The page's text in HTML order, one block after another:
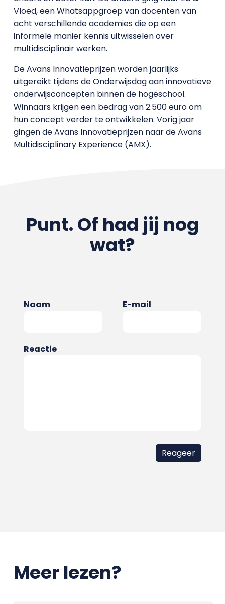
Vloed, een Whatsappgroep van docenten van
acht verschillende academies die op een
informele manier kennis uitwisselen over
multidisciplinair werken.
De Avans Innovatieprijzen worden jaarlijks
uitgereikt tijdens de Onderwijsdag aan innovatieve
onderwijsconcepten binnen de hogeschool.
Winnaars krijgen een bedrag van 2.500 euro om
hun concept verder te ontwikkelen. Vorig jaar
gingen de Avans Innovatieprijzen naar de Avans
Multidisciplinary Experience (AMX).
Punt. Of had jij nog
wat?
Naam E-mail
Reactie
Meer lezen?